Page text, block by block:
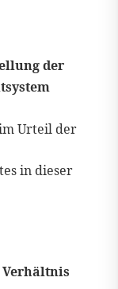
der
Urteil der
in dieser
Verhältnis